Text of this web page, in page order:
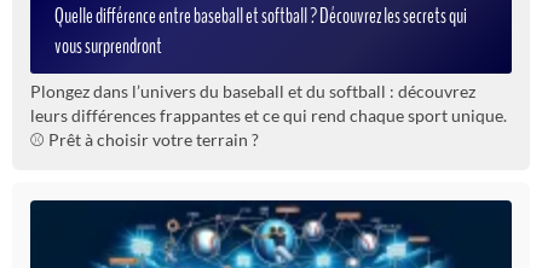
Quelle différence entre baseball et softball ? Découvrez les secrets qui
vous surprendront
Plongez dans l’univers du baseball et du softball : découvrez
leurs différences frappantes et ce qui rend chaque sport unique.
⚾ Prêt à choisir votre terrain ?